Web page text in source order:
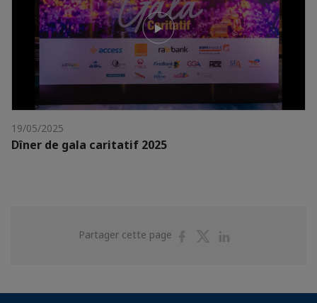
19/05/2025
Dîner de gala caritatif 2025
Partager cette page
PartagerPartager